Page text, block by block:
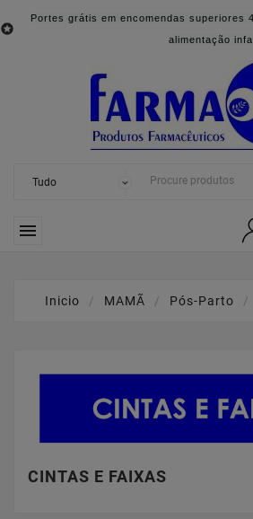

Portes grátis em encomendas superiores
alimentação

Inicio MAMÃ Pós-Parto
CINTAS E FAIXAS